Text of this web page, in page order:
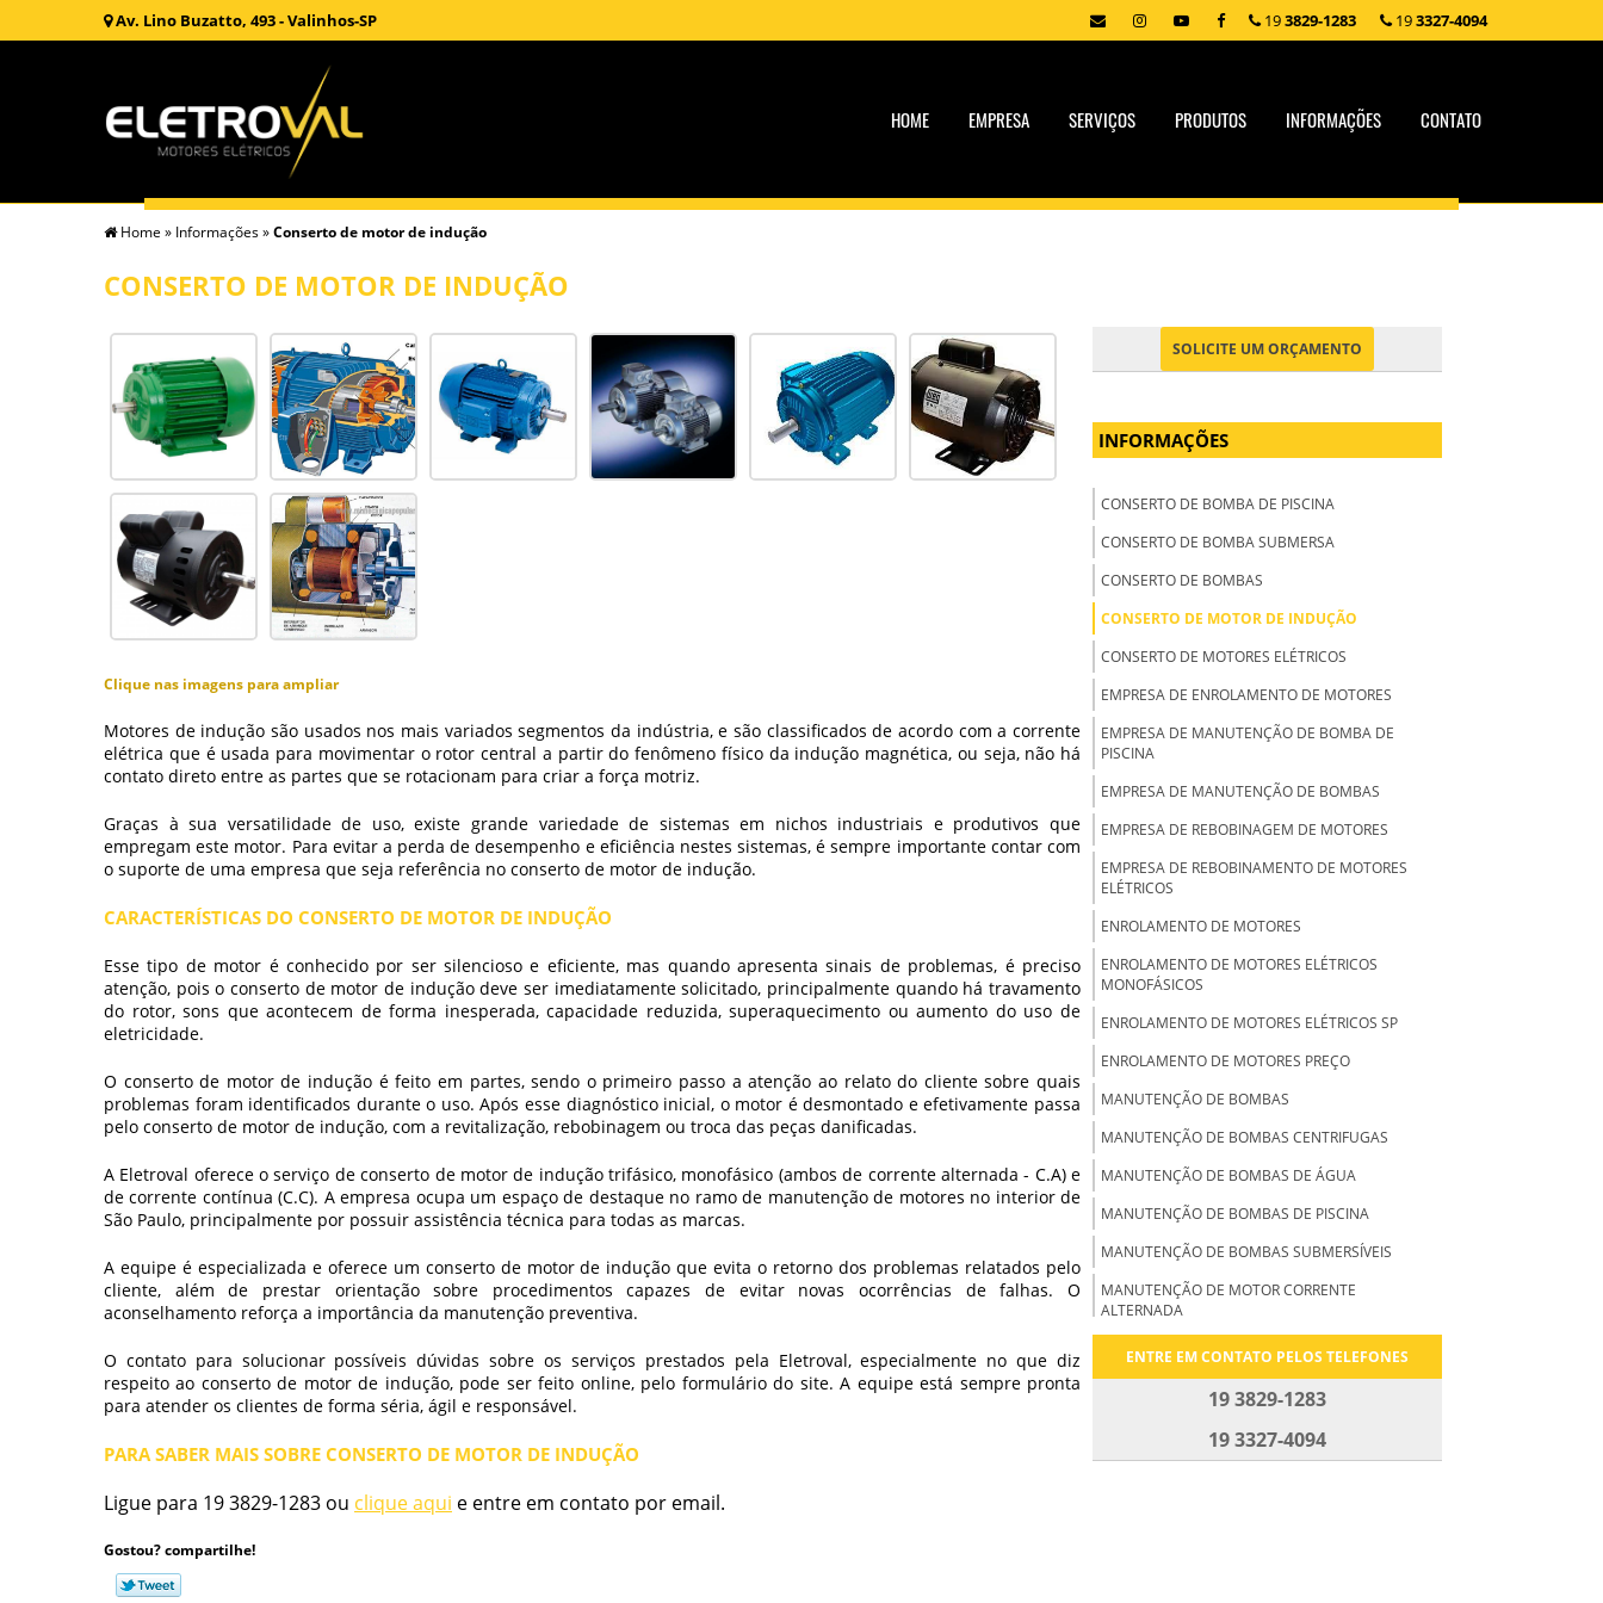
Av. Lino Buzatto, 493 - Valinhos-SP 193327-4094
193829-1283
HOME EMPRESA SERVIÇOS PRODUTOS INFORMAÇÕES CONTATO
Home » Informações»Conserto de motor de indução
CONSERTO DE MOTOR DE INDUÇÃO
Clique nas imagens para ampliar
Motores de indução são usados nos mais variados segmentos da indústria, e são classificados de acordo com a corrente
elétrica que é usada para movimentar o rotor central a partir do fenômeno físico da indução magnética, ou seja, não há
contato direto entre as partes que se rotacionam para criar a força motriz.
Graças à sua versatilidade de uso, existe grande variedade de sistemas em nichos industriais e produtivos que
empregam este motor. Para evitar a perda de desempenho e eficiência nestes sistemas, é sempre importante contar com
o suporte de uma empresa que seja referência no conserto de motor de indução.
CARACTERÍSTICAS DO CONSERTO DE MOTOR DE INDUÇÃO
Esse tipo de motor é conhecido por ser silencioso e eficiente, mas quando apresenta sinais de problemas, é preciso
atenção, pois o conserto de motor de induçãodeve ser imediatamente solicitado, principalmente quando há travamento
do rotor, sons que acontecem de forma inesperada, capacidade reduzida, superaquecimento ou aumento do uso de
eletricidade.
O conserto de motor de indução é feito em partes, sendo o primeiro passo a atenção ao relato do cliente sobre quais
problemas foram identificados durante o uso. Após esse diagnóstico inicial, o motor é desmontado e efetivamente passa
pelo conserto de motor de indução, com a revitalização, rebobinagem ou troca das peças danificadas.
A Eletroval oferece o serviço deconserto de motor de induçãotrifásico, monofásico (ambos de corrente alternada - C.A) e
de corrente contínua (C.C). A empresa ocupa um espaço de destaque no ramo de manutenção de motores no interior de
São Paulo, principalmente por possuir assistência técnica para todas as marcas.
A equipe é especializada e oferece um conserto de motor de indução que evita o retorno dos problemas relatados pelo
cliente, além de prestar orientação sobre procedimentos capazes de evitar novas ocorrências de falhas. O
aconselhamento reforça a importância da manutenção preventiva.
O contato para solucionar possíveis dúvidas sobre os serviços prestados pela Eletroval, especialmente no que diz
respeito ao conserto de motor de indução, pode ser feito online, pelo formulário do site. A equipe está sempre pronta
para atender os clientes de forma séria, ágil e responsável.
PARA SABER MAIS SOBRE CONSERTO DE MOTOR DE INDUÇÃO
Ligue para 19 3829-1283 ou clique aqui e entre em contato por email.
Gostou? compartilhe!
SOLICITE UM ORÇAMENTO
INFORMAÇÕES
CONSERTO DE BOMBA DE PISCINA
CONSERTO DE BOMBA SUBMERSA
CONSERTO DE BOMBAS
CONSERTO DE MOTOR DE INDUÇÃO
CONSERTO DE MOTORES ELÉTRICOS
EMPRESA DE ENROLAMENTO DE MOTORES
EMPRESA DE MANUTENÇÃO DE BOMBA DE
PISCINA
EMPRESA DE MANUTENÇÃO DE BOMBAS
EMPRESA DE REBOBINAGEM DE MOTORES
EMPRESA DE REBOBINAMENTO DE MOTORES
ELÉTRICOS
ENROLAMENTO DE MOTORES
ENROLAMENTO DE MOTORES ELÉTRICOS
MONOFÁSICOS
ENROLAMENTO DE MOTORES ELÉTRICOS SP
ENROLAMENTO DE MOTORES PREÇO
MANUTENÇÃO DE BOMBAS
MANUTENÇÃO DE BOMBAS CENTRIFUGAS
MANUTENÇÃO DE BOMBAS DE ÁGUA
MANUTENÇÃO DE BOMBAS DE PISCINA
MANUTENÇÃO DE BOMBAS SUBMERSÍVEIS
MANUTENÇÃO DE MOTOR CORRENTE
ALTERNADA
MANUTENÇÃO DE MOTOR CORRENTE CONTINUA
MANUTENÇÃO DE MOTOR ELÉTRICOS CC
ENTRE EM CONTATO PELOS TELEFONES
19 3829-1283
19 3327-4094